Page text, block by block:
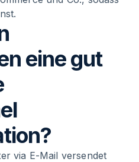
eine gut
via E-Mail versendet